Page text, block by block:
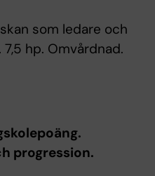
som ledare och
hp. Omvårdnad.
progression.